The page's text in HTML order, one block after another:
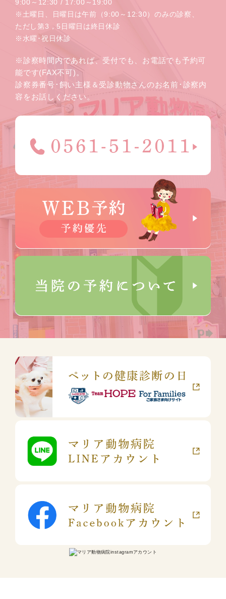
9:00～12:30 / 17:00～19:00
※土曜日、日曜日は午前（9:00～12:30）のみの診察、
ただし第3，5日曜日は終日休診
※水曜･祝日休診
※診察時間内であれば、受付でも、お電話でも予約可
能です(FAX不可)。
診察券番号･飼い主様＆受診動物さんのお名前･診察内
容をお話しください。